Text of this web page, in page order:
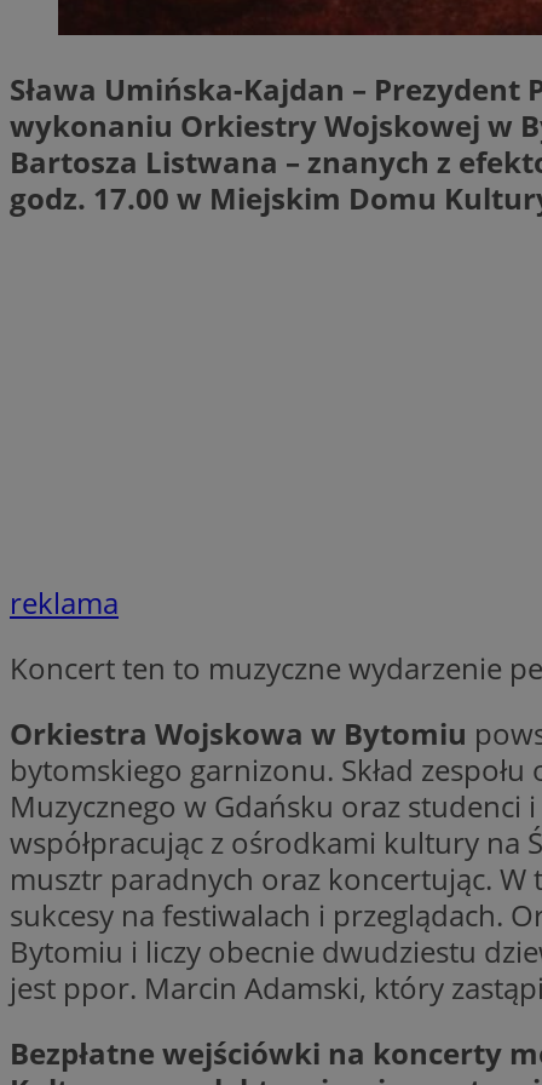
Sława Umińska-Kajdan –
wykonaniu Orkiestry Wojskowej w
Bartosza Listwana – znanych z
godz. 17.00 w Miejskim Domu
reklama
Koncert ten to muzyczne wydarzenie
Orkiestra Wojskowa w Bytomiu
bytomskiego garnizonu. Skład
Muzycznego w Gdańsku oraz studenci
współpracując z ośrodkami kultury na
musztr paradnych oraz koncertując.
sukcesy na festiwalach i przeglądach.
Bytomiu i liczy obecnie dwudziestu
jest ppor. Marcin Adamski, który
Bezpłatne wejściówki na koncerty
MvSessID
Nazwa
sa-user-id-v3
_clck
__Secure-
ROLLOUT_TOKEN
tuuid
tuuid
OAID
Nazwa
__mguid_
__mguid_